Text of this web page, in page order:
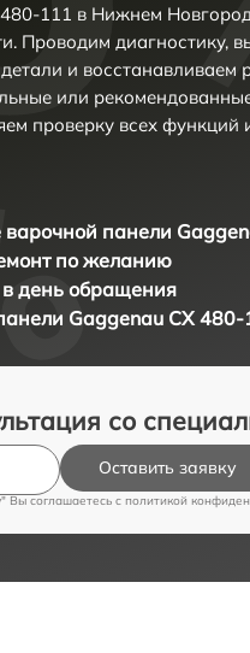
111 в Нижнем
Проводим диагностику,
и восстанавливаем
или
проверку всех функций
варочной панели
по желанию
в день обращения
Gaggenau CX 480-
со
Оставить заявку
Вы соглашаетесь c политикой